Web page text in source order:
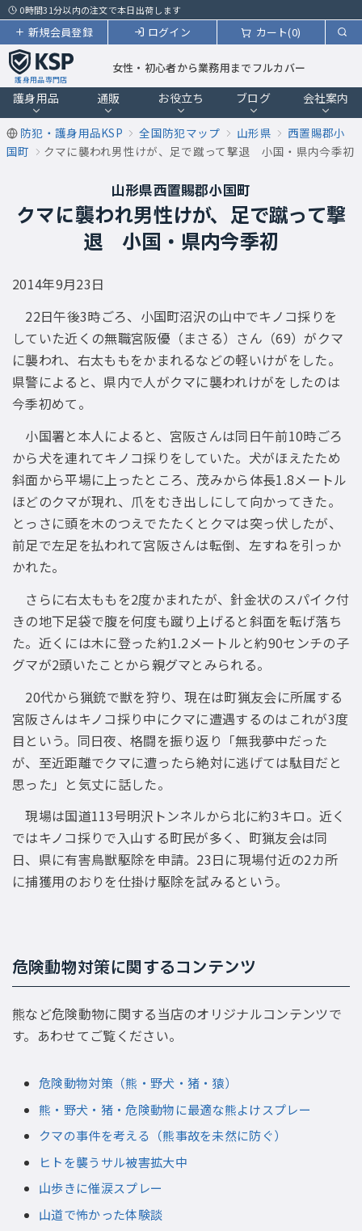
0時間31分以内の注文で本日出荷します
カート(0)
ログイン
新規会員登録
護身用品専門店
女性・初心者から業務用までフルカバー
護身用品 通販 お役立ち ブログ 会社案内
防犯・護身用品KSP 全国防犯マップ 山形県
西置賜郡小
国町
クマに襲われ男性けが、足で蹴って撃退 小国・県内今季初
山形県西置賜郡小国町
クマに襲われ男性けが、足で蹴って撃
退 小国・県内今季初
2014年9月23日
22日午後3時ごろ、小国町沼沢の山中でキノコ採りを
していた近くの無職宮阪優（まさる）さん（69）がクマ
に襲われ、右太ももをかまれるなどの軽いけがをした。
県警によると、県内で人がクマに襲われけがをしたのは
今季初めて。
小国署と本人によると、宮阪さんは同日午前10時ごろ
から犬を連れてキノコ採りをしていた。犬がほえたため
斜面から平場に上ったところ、茂みから体長1.8メートル
ほどのクマが現れ、爪をむき出しにして向かってきた。
とっさに頭を木のつえでたたくとクマは突っ伏したが、
前足で左足を払われて宮阪さんは転倒、左すねを引っか
かれた。
さらに右太ももを2度かまれたが、針金状のスパイク付
きの地下足袋で腹を何度も蹴り上げると斜面を転げ落ち
た。近くには木に登った約1.2メートルと約90センチの子
グマが2頭いたことから親グマとみられる。
20代から猟銃で獣を狩り、現在は町猟友会に所属する
宮阪さんはキノコ採り中にクマに遭遇するのはこれが3度
目という。同日夜、格闘を振り返り「無我夢中だった
が、至近距離でクマに遭ったら絶対に逃げては駄目だと
思った」と気丈に話した。
現場は国道113号明沢トンネルから北に約3キロ。近く
ではキノコ採りで入山する町民が多く、町猟友会は同
日、県に有害鳥獣駆除を申請。23日に現場付近の2カ所
に捕獲用のおりを仕掛け駆除を試みるという。
危険動物対策に関するコンテンツ
熊など危険動物に関する当店のオリジナルコンテンツで
す。あわせてご覧ください。
危険動物対策（熊・野犬・猪・猿）
熊・野犬・猪・危険動物に最適な熊よけスプレー
クマの事件を考える（熊事故を未然に防ぐ）
ヒトを襲うサル被害拡大中
山歩きに催涙スプレー
山道で怖かった体験談